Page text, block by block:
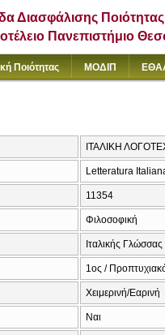
Διασφάλισης Ποιότητας
Πανεπιστήμιο
Ποιότητας ΜΟΔΙΠ
ΙΤΑΛΙΚΗ
Letteratura
11354
Φιλοσοφική
Ιταλικής
1ος /
Χειμερινή/Εαρινή
Ναι